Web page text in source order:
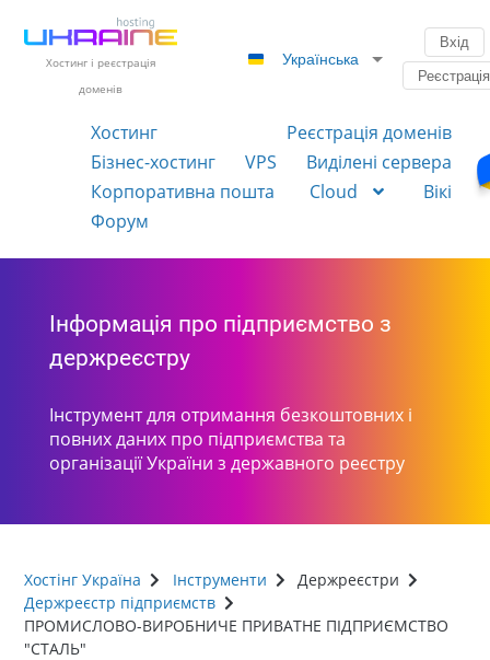
Хостинг і реєстрація
доменів
Українська
Вхід
Реєстрація
Хостинг
Реєстрація доменів
Бізнес-хостинг
VPS
Виділені сервера
Корпоративна пошта
Cloud
Вікі
Форум
Інформація про підприємство з
держреєстру
Інструмент для отримання безкоштовних і
повних даних про підприємства та
організації України з державного реєстру
Хостінг Україна Інструменти
Держреєстри
Держреєстр підприємств
ПРОМИСЛОВО-ВИРОБНИЧЕ ПРИВАТНЕ ПІДПРИЄМСТВО
"СТАЛЬ"